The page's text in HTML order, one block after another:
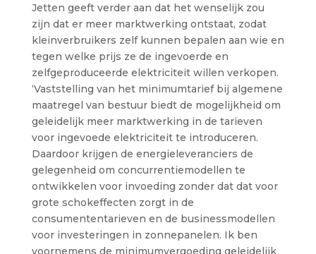
Jetten geeft verder aan dat het wenselijk zou
zijn dat er meer marktwerking ontstaat, zodat
kleinverbruikers zelf kunnen bepalen aan wie en
tegen welke prijs ze de ingevoerde en
zelfgeproduceerde elektriciteit willen verkopen.
‘Vaststelling van het minimumtarief bij algemene
maatregel van bestuur biedt de mogelijkheid om
geleidelijk meer marktwerking in de tarieven
voor ingevoede elektriciteit te introduceren.
Daardoor krijgen de energieleveranciers de
gelegenheid om concurrentiemodellen te
ontwikkelen voor invoeding zonder dat dat voor
grote schokeffecten zorgt in de
consumententarieven en de businessmodellen
voor investeringen in zonnepanelen. Ik ben
voornemens de minimumvergoeding geleidelijk